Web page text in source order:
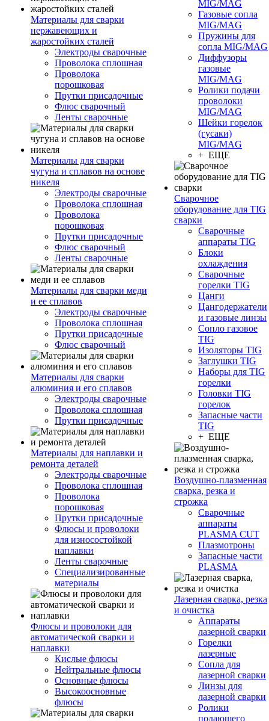
Материалы для сварки
нержавеющих и
жаростойких сталей
Электроды сварочные
Проволока сплошная
Проволока
порошковая
Прутки присадочные
Флюс сварочный
Ленты сварочные
Материалы для сварки
чугуна и сплавов на основе
никеля
Электроды сварочные
Проволока сплошная
Проволока
порошковая
Прутки присадочные
Флюс сварочный
Ленты сварочные
Материалы для сварки меди
и ее сплавов
Электроды сварочные
Проволока сплошная
Прутки присадочные
Флюс сварочный
Материалы для сварки
алюминия и его сплавов
Электроды сварочные
Проволока сплошная
Прутки присадочные
Материалы для наплавки и
ремонта деталей
Электроды сварочные
Проволока сплошная
Проволока
порошковая
Прутки присадочные
Флюсы и проволоки
для износостойкой
наплавки
Ленты сварочные
Специализированные
материалы
Флюсы и проволоки для
автоматической сварки и
наплавки
Кислые флюсы
Нейтральные флюсы
Основные флюсы
Высокоосновные
флюсы
MIG/MAG
Газовые сопла
MIG/MAG
Пружины для
сопла MIG/MAG
Диффузоры
газовые
MIG/MAG
Ролики подачи
проволоки
MIG/MAG
Шейки горелок
(гусаки)
MIG/MAG
+ ЕЩЕ
Сварочное
оборудование для TIG
сварки
Сварочные
аппараты TIG
Блоки
охлаждения
Сварочные
горелки TIG
Цанги
Цангодержатели
и газовые линзы
Сопло газовое
TIG
Изоляторы TIG
Заглушки TIG
Наборы для TIG
горелки
Головки TIG
горелок
Запасные части
TIG
+ ЕЩЕ
Воздушно-плазменная
сварка, резка и
строжка
Сварочные
аппараты
PLASMA CUT
Плазмотроны
Запасные части
PLASMA
Лазерная сварка, резка
и очистка
Аппараты
лазерной сварки
Горелки
лазерные
Сопла для
лазерной сварки
Линзы для
лазерной сварки
Ролики
подающего